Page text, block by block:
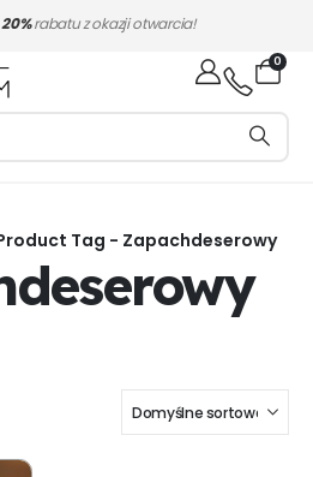
rabatu z okazji otwarcia!
0
Tag - Zapachdeserowy